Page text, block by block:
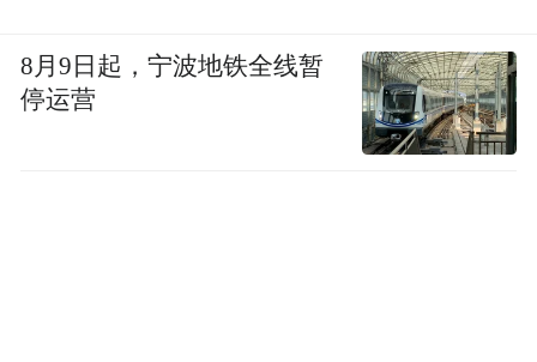
8月9日起，宁波地铁全线暂
停运营